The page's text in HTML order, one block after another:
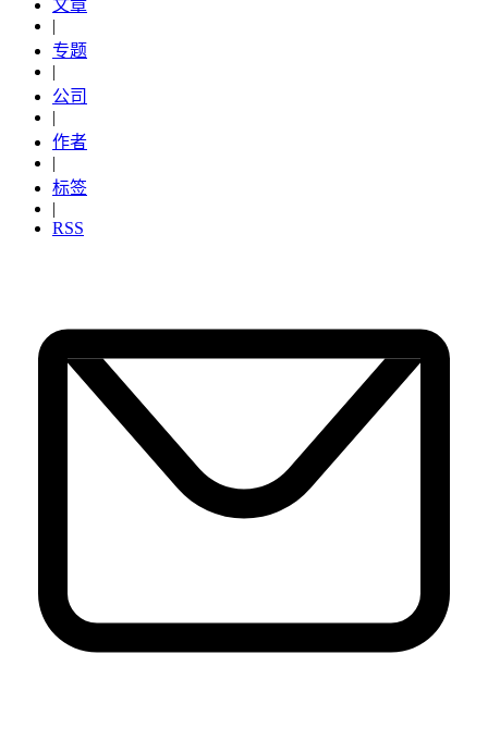
文章
|
专题
|
公司
|
作者
|
标签
|
RSS